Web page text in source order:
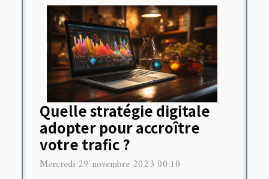
Quelle stratégie digitale
adopter pour accroître
votre trafic ?
Mercredi 29 novembre 2023 00:10